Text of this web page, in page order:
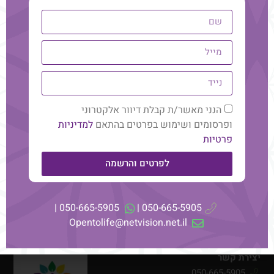
טיפול ריגשי אנרגטי
קונסטלציה
מדיניות פרטיות
הצהרת נגישות
יצירת קשר
הנני מאשר/ת קבלת דיוור אלקטרוני
ופרסומים ושימוש בפרטים בהתאםלמדיניות
פרטיות
לפרטים והרשמה
050-665-5905 |
050-665-5905 |
Opentolife@netvision.net.il